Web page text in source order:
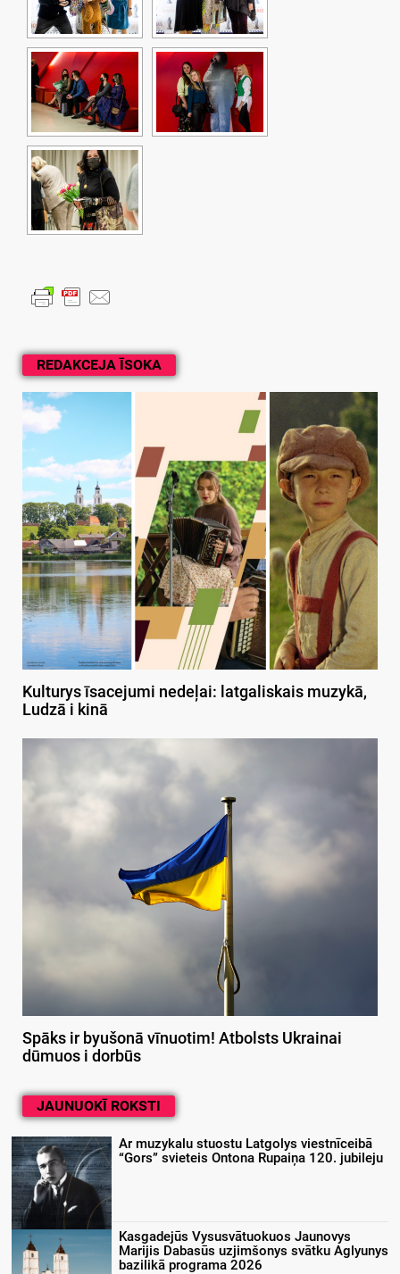
REDAKCEJA ĪSOKA
Kulturys īsacejumi nedeļai: latgaliskais muzykā,
Ludzā i kinā
Spāks ir byušonā vīnuotim! Atbolsts Ukrainai
dūmuos i dorbūs
JAUNUOKĪ ROKSTI
Ar muzykalu stuostu Latgolys viestnīceibā
“Gors” svieteis Ontona Rupaiņa 120. jubileju
Kasgadejūs Vysusvātuokuos Jaunovys
Marijis Dabasūs uzjimšonys svātku Aglyunys
bazilikā programa 2026